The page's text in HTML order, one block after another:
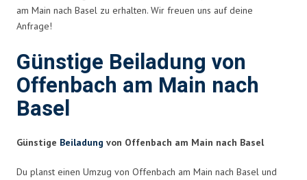
am Main nach Basel zu erhalten. Wir freuen uns auf deine
Anfrage!
Günstige Beiladung von
Offenbach am Main nach
Basel
Günstige Beiladung von Offenbach am Main nach Basel
Du planst einen Umzug von Offenbach am Main nach Basel und